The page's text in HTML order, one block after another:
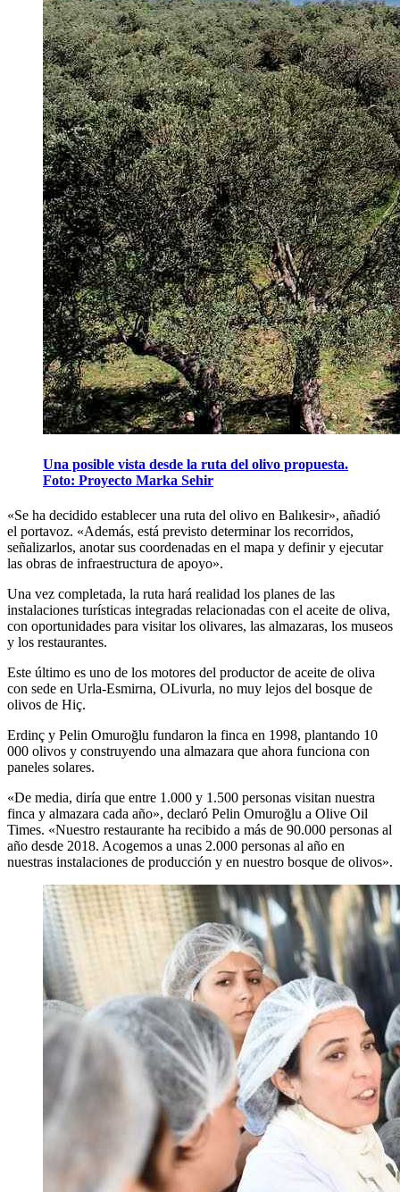
Una posible vista desde la ruta del olivo propuesta.
Foto: Proyecto Marka Sehir
«Se ha decidido establecer una ruta del olivo en Balıkesir», añadió
el portavoz. «Además, está previsto determinar los recorridos,
señalizarlos, anotar sus coordenadas en el mapa y definir y ejecutar
las obras de infraestructura de apoyo».
Una vez completada, la ruta hará realidad los planes de las
instalaciones turísticas integradas relacionadas con el aceite de oliva,
con oportunidades para visitar los olivares, las almazaras, los museos
y los restaurantes.
Este último es uno de los motores del productor de aceite de oliva
con sede en Urla-Esmirna, OLivurla, no muy lejos del bosque de
olivos de Hiç.
Erdinç y Pelin Omuroğlu fundaron la finca en 1998, plantando 10
000 olivos y construyendo una almazara que ahora funciona con
paneles solares.
«De media, diría que entre 1.000 y 1.500 personas visitan nuestra
finca y almazara cada año», declaró Pelin Omuroğlu a Olive Oil
Times. «Nuestro restaurante ha recibido a más de 90.000 personas al
año desde 2018. Acogemos a unas 2.000 personas al año en
nuestras instalaciones de producción y en nuestro bosque de olivos».